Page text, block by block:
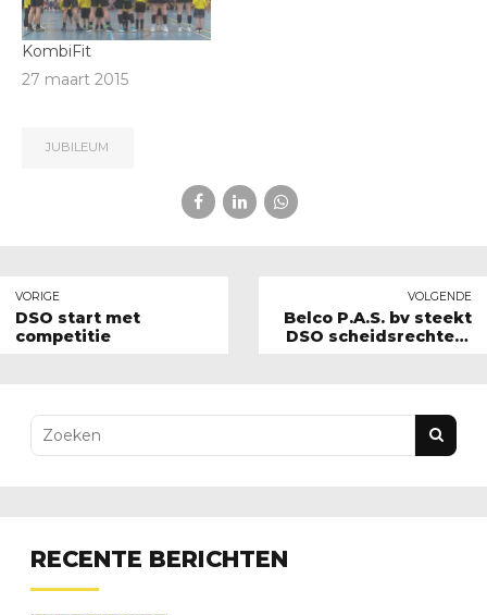
KombiFit
27 maart 2015
JUBILEUM
VORIGE
DSO start met
competitie
VOLGENDE
Belco P.A.S. bv steekt
DSO scheidsrechters
RECENTE BERICHTEN